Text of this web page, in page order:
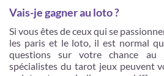
Vais-je gagner au loto ?
Si vous êtes de ceux qui se
les paris et le loto, il est normal
questions sur votre chance au
spécialistes du tarot jeux peuvent